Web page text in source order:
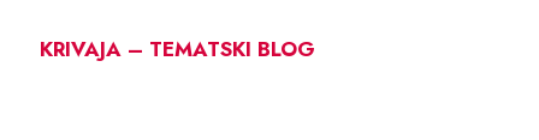
KRIVAJA – TEMATSKI BLOG